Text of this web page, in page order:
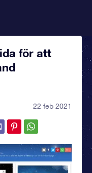
för att
22 feb 2021